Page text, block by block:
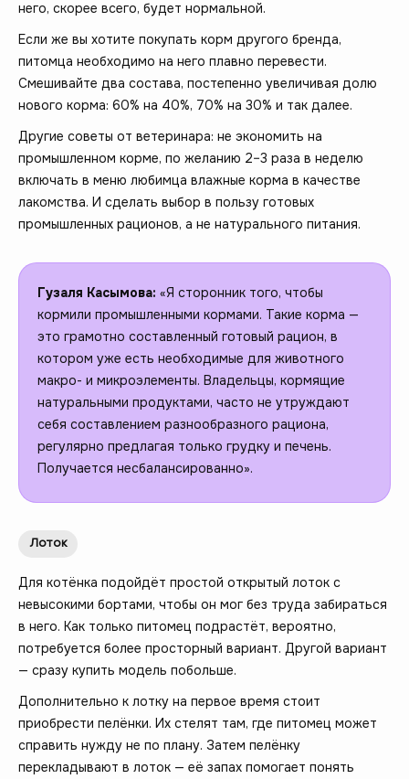
него, скорее всего, будет нормальной.
Если же вы хотите покупать корм другого бренда,
питомца необходимо на него плавно перевести.
Смешивайте два состава, постепенно увеличивая долю
нового корма: 60% на 40%, 70% на 30% и так далее.
Другие советы от ветеринара: не экономить на
промышленном корме, по желанию 2–3 раза в неделю
включать в меню любимца влажные корма в качестве
лакомства. И сделать выбор в пользу готовых
промышленных рационов, а не натурального питания.
Гузаля Касымова: «Я сторонник того, чтобы
кормили промышленными кормами. Такие корма —
это грамотно составленный готовый рацион, в
котором уже есть необходимые для животного
макро- и микроэлементы. Владельцы, кормящие
натуральными продуктами, часто не утруждают
себя составлением разнообразного рациона,
регулярно предлагая только грудку и печень.
Получается несбалансированно».
Лоток
Для котёнка подойдёт простой открытый лоток с
невысокими бортами, чтобы он мог без труда забираться
в него. Как только питомец подрастёт, вероятно,
потребуется более просторный вариант. Другой вариант
— сразу купить модель побольше.
Дополнительно к лотку на первое время стоит
приобрести пелёнки. Их стелят там, где питомец может
справить нужду не по плану. Затем пелёнку
перекладывают в лоток — её запах помогает понять